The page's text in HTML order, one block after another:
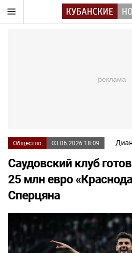
Общество 03.06.2026 18:09
Саудовский клуб
25 млн евро
Сперцяна